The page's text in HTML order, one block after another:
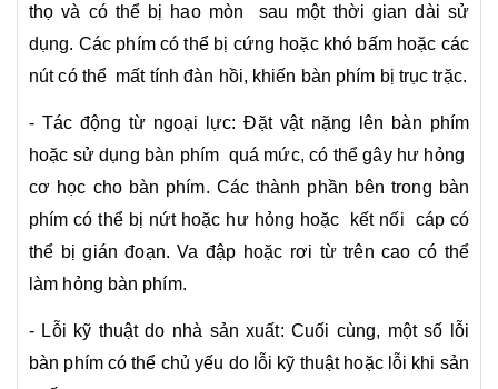
thọ và có thể bị hao mòn sau một thời gian dài sử
dụng. Các phím có thể bị cứng hoặc khó bấm hoặc các
nút có thể mất tính đàn hồi, khiến bàn phím bị trục trặc.
- Tác động từ ngoại lực: Đặt vật nặng lên bàn phím
hoặc sử dụng bàn phím quá mức, có thể gây hư hỏng
cơ học cho bàn phím. Các thành phần bên trong bàn
phím có thể bị nứt hoặc hư hỏng hoặc kết nối cáp có
thể bị gián đoạn. Va đập hoặc rơi từ trên cao có thể
làm hỏng bàn phím.
- Lỗi kỹ thuật do nhà sản xuất: Cuối cùng, một số lỗi
bàn phím có thể chủ yếu do lỗi kỹ thuật hoặc lỗi khi sản